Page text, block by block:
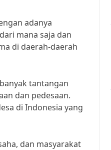
adanya
mana saja dan
di daerah-daerah
tantangan
dan pedesaan.
di Indonesia yang
dan masyarakat